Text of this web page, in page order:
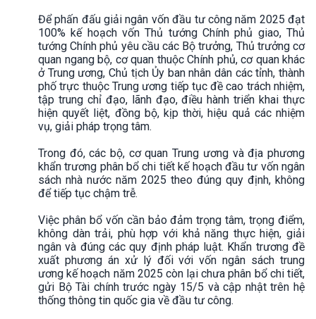
Để phấn đấu giải ngân vốn đầu tư công năm 2025 đạt
100% kế hoạch vốn Thủ tướng Chính phủ giao, Thủ
tướng Chính phủ yêu cầu các Bộ trưởng, Thủ trưởng cơ
quan ngang bộ, cơ quan thuộc Chính phủ, cơ quan khác
ở Trung ương, Chủ tịch Ủy ban nhân dân các tỉnh, thành
phố trực thuộc Trung ương tiếp tục đề cao trách nhiệm,
tập trung chỉ đạo, lãnh đạo, điều hành triển khai thực
hiện quyết liệt, đồng bộ, kịp thời, hiệu quả các nhiệm
vụ, giải pháp trọng tâm.
Trong đó, các bộ, cơ quan Trung ương và địa phương
khẩn trương phân bổ chi tiết kế hoạch đầu tư vốn ngân
sách nhà nước năm 2025 theo đúng quy định, không
để tiếp tục chậm trễ.
Việc phân bổ vốn cần bảo đảm trọng tâm, trọng điểm,
không dàn trải, phù hợp với khả năng thực hiện, giải
ngân và đúng các quy định pháp luật. Khẩn trương đề
xuất phương án xử lý đối với vốn ngân sách trung
ương kế hoạch năm 2025 còn lại chưa phân bổ chi tiết,
gửi Bộ Tài chính trước ngày 15/5 và cập nhật trên hệ
thống thông tin quốc gia về đầu tư công.